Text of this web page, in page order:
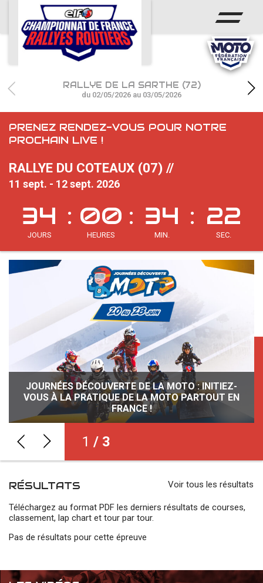
ACCUEIL
ACTUS
CALENDRIER
CHAMPIONNAT
PHOTOS / WEB TV
PARTENAIRES
RALLYE DE LA SARTHE (72)
du 02/05/2026 au 03/05/2026
JOURNÉES DÉCOUVERTE DE LA MOTO : INITIEZ-
VOUS À LA PRATIQUE DE LA MOTO PARTOUT EN
FRANCE !
DAMIEN GIMBERT, VAINQUEUR SURPRISE DU 68ÈME
RALLYE DE LA SARTHE
RALLYE ROUTIER 2026 : ELECTION DU
REPRÉSENTANT DES PILOTES
1 / 3
PRENEZ RENDEZ-VOUS POUR NOTRE
PROCHAIN LIVE !
RALLYE DU COTEAUX (07) //
11 sept. - 12 sept. 2026
34 00 34 21
RÉSULTATS Voir tous les résultats
Téléchargez au format PDF les derniers résultats de courses,
classement, lap chart et tour par tour.
Pas de résultats pour cette épreuve